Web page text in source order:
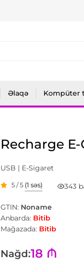
Əlaqə Kompüter
Recharge
USB | E-Sigaret
5 / 5 (1 səs) 343
GTIN: Noname
Anbarda: Bitib
Mağazada: Bitib
Nağd:18 ₼